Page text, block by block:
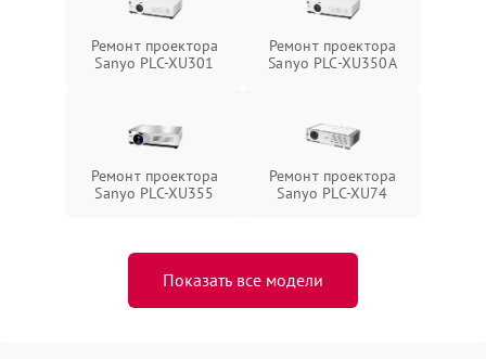
Ремонт проектора
Sanyo PLC-XU301
Ремонт проектора
Sanyo PLC-XU350A
Ремонт проектора
Sanyo PLC-XU355
Ремонт проектора
Sanyo PLC-XU74
Показать все модели